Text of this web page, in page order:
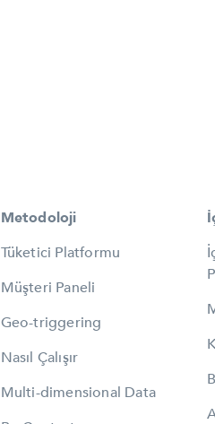
Metodoloji
Tüketici Platformu
Müşteri Paneli
Geo-triggering
Nasıl Çalışır
Multi-dimensional Data